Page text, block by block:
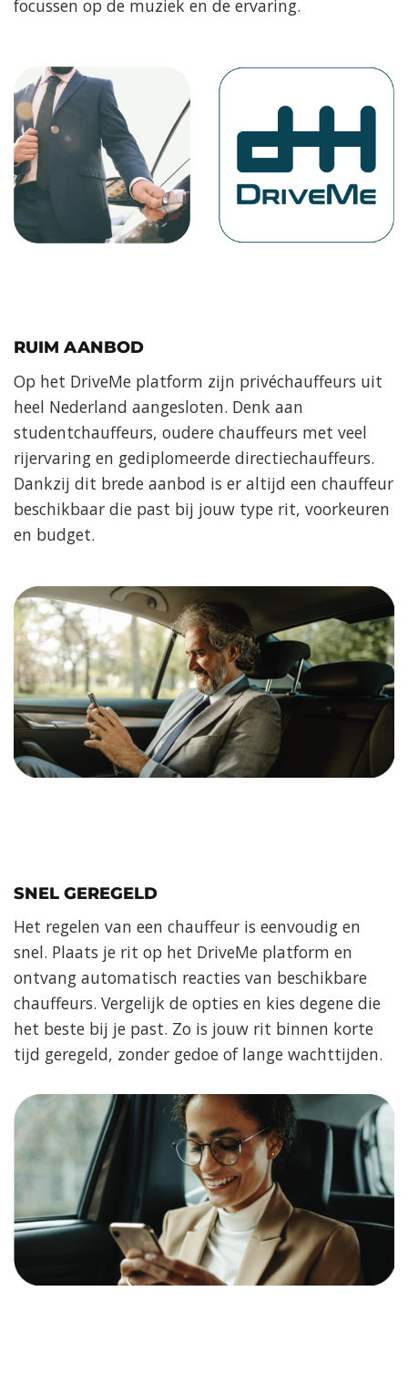
focussen op de muziek en de ervaring.
RUIM AANBOD
Op het DriveMe platform zijn privéchauffeurs uit
heel Nederland aangesloten. Denk aan
studentchauffeurs, oudere chauffeurs met veel
rijervaring en gediplomeerde directiechauffeurs.
Dankzij dit brede aanbod is er altijd een chauffeur
beschikbaar die past bij jouw type rit, voorkeuren
en budget.
SNEL GEREGELD
Het regelen van een chauffeur is eenvoudig en
snel. Plaats je rit op het DriveMe platform en
ontvang automatisch reacties van beschikbare
chauffeurs. Vergelijk de opties en kies degene die
het beste bij je past. Zo is jouw rit binnen korte
tijd geregeld, zonder gedoe of lange wachttijden.